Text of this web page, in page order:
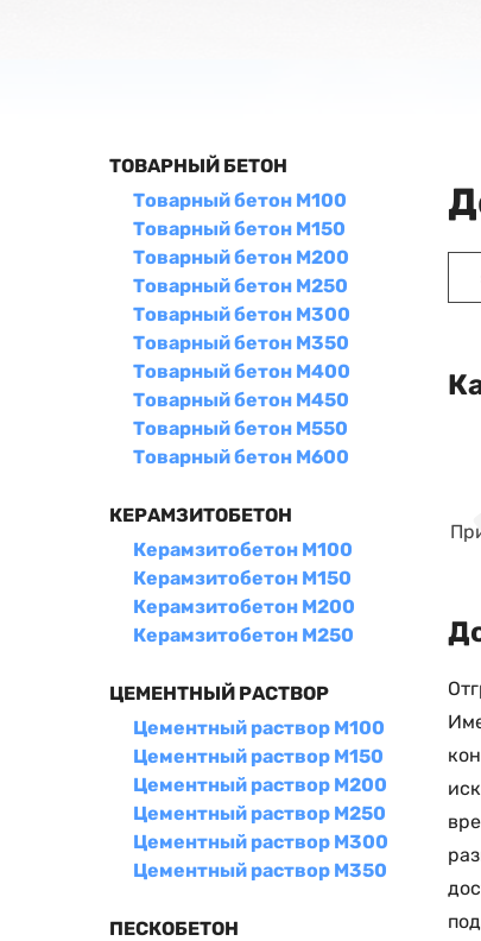
ТОВАРНЫЙ БЕТОН
Товарный бетон М100
Товарный бетон М150
Товарный бетон М200
Товарный бетон М250
Товарный бетон М300
Товарный бетон М350
Товарный бетон М400
Товарный бетон М450
Товарный бетон М550
Товарный бетон М600
КЕРАМЗИТОБЕТОН
Керамзитобетон М100
Керамзитобетон М150
Керамзитобетон М200
Керамзитобетон М250
ЦЕМЕНТНЫЙ РАСТВОР
Цементный раствор М100
Цементный раствор М150
Цементный раствор М200
Цементный раствор М250
Цементный раствор М300
Цементный раствор М350
ПЕСКОБЕТОН